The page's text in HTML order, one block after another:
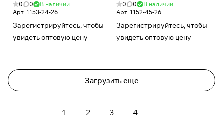
0 0
В наличии
Арт. 1153-24-26
Зарегистрируйтесь, чтобы
увидеть оптовую цену
0 0
В наличии
Арт. 1152-45-26
Зарегистрируйтесь, чтобы
увидеть оптовую цену
Загрузить еще
1 2 3 4